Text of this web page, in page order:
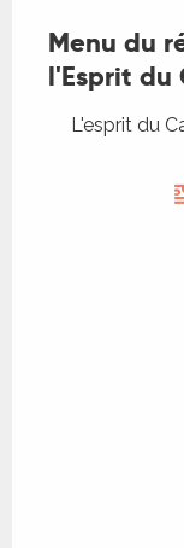
Menu du
l'Esprit du
L'esprit du